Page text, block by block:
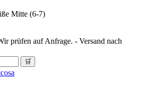
Mitte (6-7)
prüfen auf Anfrage. - Versand nach